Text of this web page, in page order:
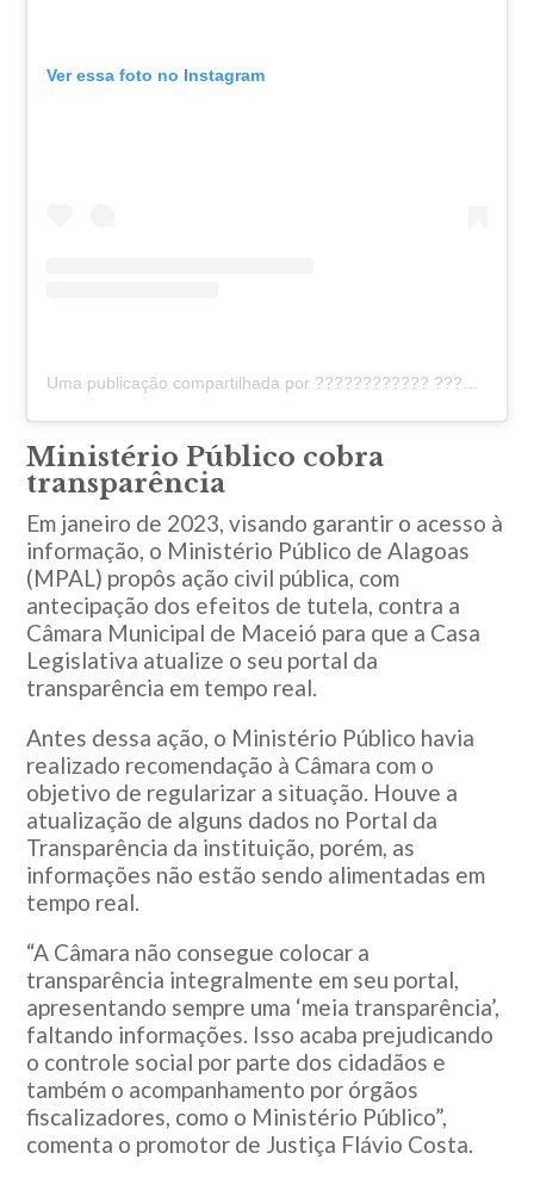
Ver essa foto no Instagram
Ministério Público cobra
transparência
Em janeiro de 2023, visando garantir o acesso à
informação, o Ministério Público de Alagoas
(MPAL) propôs ação civil pública, com
antecipação dos efeitos de tutela, contra a
Câmara Municipal de Maceió para que a Casa
Legislativa atualize o seu portal da
transparência em tempo real.
Antes dessa ação, o Ministério Público havia
realizado recomendação à Câmara com o
objetivo de regularizar a situação. Houve a
atualização de alguns dados no Portal da
Transparência da instituição, porém, as
informações não estão sendo alimentadas em
tempo real.
“A Câmara não consegue colocar a
transparência integralmente em seu portal,
apresentando sempre uma ‘meia transparência’,
faltando informações. Isso acaba prejudicando
o controle social por parte dos cidadãos e
também o acompanhamento por órgãos
fiscalizadores, como o Ministério Público”,
comenta o promotor de Justiça Flávio Costa.